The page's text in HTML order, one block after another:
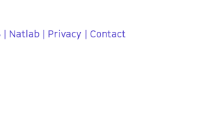
| Natlab | Privacy | Contact